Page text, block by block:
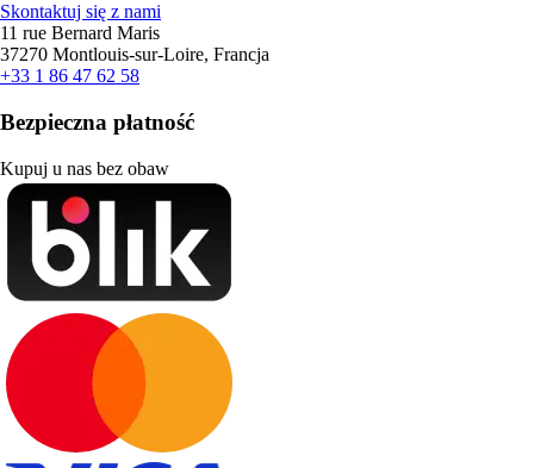
Skontaktuj się z nami
11 rue Bernard Maris
37270 Montlouis-sur-Loire, Francja
+33 1 86 47 62 58
Bezpieczna płatność
Kupuj u nas bez obaw